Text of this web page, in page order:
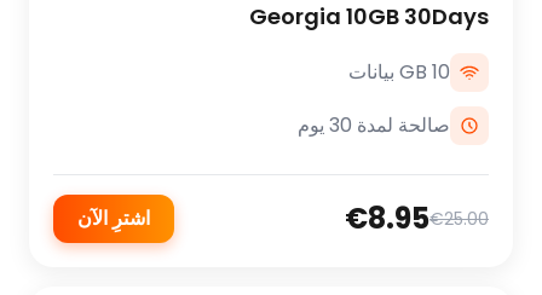
Georgia 10GB 30Days
10 GB بيانات
صالحة لمدة 30 يوم
€25.00
€8.95 اشترِ الآن